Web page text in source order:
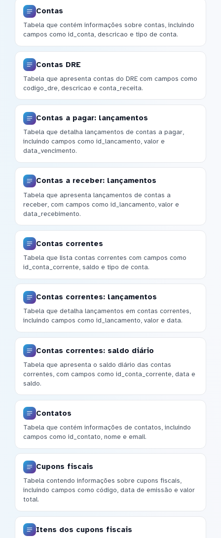
Contas
Tabela que contém informações sobre contas, incluindo
campos como id_conta, descricao e tipo de conta.
Contas DRE
Tabela que apresenta contas do DRE com campos como
codigo_dre, descricao e conta_receita.
Contas a pagar: lançamentos
Tabela que detalha lançamentos de contas a pagar,
incluindo campos como id_lancamento, valor e
data_vencimento.
Contas a receber: lançamentos
Tabela que apresenta lançamentos de contas a
receber, com campos como id_lancamento, valor e
data_recebimento.
Contas correntes
Tabela que lista contas correntes com campos como
id_conta_corrente, saldo e tipo de conta.
Contas correntes: lançamentos
Tabela que detalha lançamentos em contas correntes,
incluindo campos como id_lancamento, valor e data.
Contas correntes: saldo diário
Tabela que apresenta o saldo diário das contas
correntes, com campos como id_conta_corrente, data e
saldo.
Contatos
Tabela que contém informações de contatos, incluindo
campos como id_contato, nome e email.
Cupons fiscais
Tabela contendo informações sobre cupons fiscais,
incluindo campos como código, data de emissão e valor
total.
Itens dos cupons fiscais